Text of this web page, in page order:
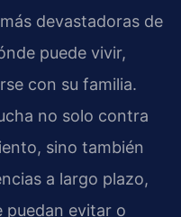
devastadoras de
puede vivir,
con su familia.
no solo contra
sino también
a largo plazo,
puedan evitar o